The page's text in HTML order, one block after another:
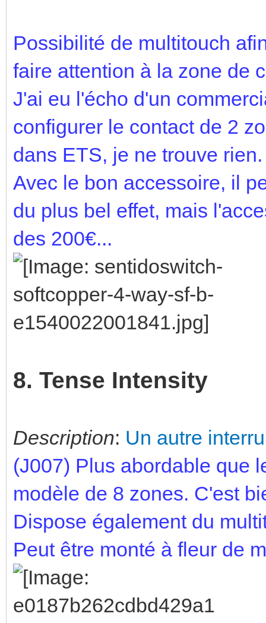
Possibilité de multitouch
faire attention à la zone de
J'ai eu l'écho d'un
configurer le contact de 2
dans ETS, je ne trouve rien.
Avec le bon accessoire, il
du plus bel effet, mais
des 200€...
8. Tense Intensity
Description: Un autre
(J007) Plus abordable que
modèle de 8 zones. C'est
Dispose également du
Peut être monté à fleur de